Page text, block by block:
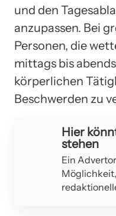
und den
anzupassen. Bei
Personen, die
mittags bis
körperlichen
Beschwerden zu
Hier
stehen
Ein